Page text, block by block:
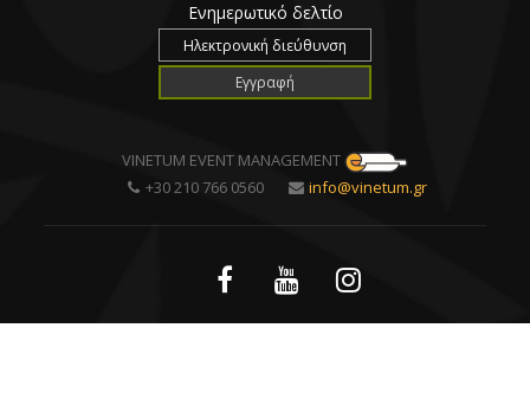
Ενημερωτικό δελτίο
VINETUM EVENT MANAGEMENT
+30 210 766 0560
info@vinetum.gr